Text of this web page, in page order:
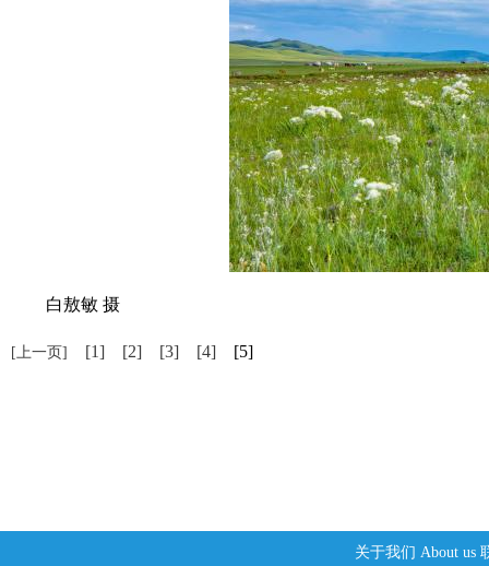
白敖敏 摄
[上一页] [1] [2] [3] [4] [5]
关于我们 About us